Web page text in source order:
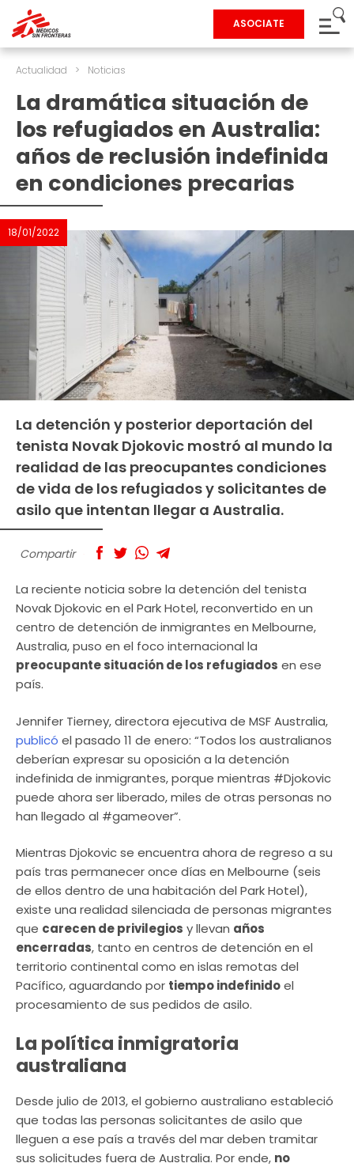
ASOCIATE
Actualidad > Noticias
La dramática situación de
los refugiados en Australia:
años de reclusión indefinida
en condiciones precarias
18/01/2022
La detención y posterior deportación del
tenista Novak Djokovic mostró al mundo la
realidad de las preocupantes condiciones
de vida de los refugiados y solicitantes de
asilo que intentan llegar a Australia.
Compartir
La reciente noticia sobre la detención del tenista
Novak Djokovic en el Park Hotel, reconvertido en un
centro de detención de inmigrantes en Melbourne,
Australia, puso en el foco internacional la
preocupante situación de los refugiados en ese
país.
Jennifer Tierney, directora ejecutiva de MSF Australia,
publicó el pasado 11 de enero: “Todos los australianos
deberían expresar su oposición a la detención
indefinida de inmigrantes, porque mientras #Djokovic
puede ahora ser liberado, miles de otras personas no
han llegado al #gameover”.
Mientras Djokovic se encuentra ahora de regreso a su
país tras permanecer once días en Melbourne (seis
de ellos dentro de una habitación del Park Hotel),
existe una realidad silenciada de personas migrantes
que carecen de privilegios y llevan años
encerradas, tanto en centros de detención en el
territorio continental como en islas remotas del
Pacífico, aguardando por tiempo indefinidoel
procesamiento de sus pedidos de asilo.
La política inmigratoria
australiana
Desde julio de 2013, el gobierno australiano estableció
que todas las personas solicitantes de asilo que
lleguen a ese país a través del mar deben tramitar
sus solicitudes fuera de Australia. Por ende, no